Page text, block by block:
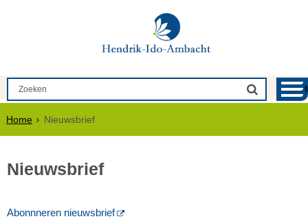
Home Nieuwsbrief
Nieuwsbrief
Abonnneren nieuwsbrief